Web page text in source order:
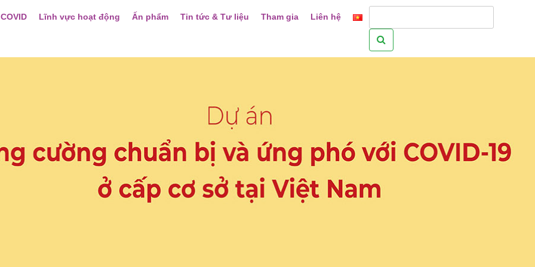
Lĩnh vực hoạt động Ấn phẩm Tin tức & Tư liệu Tham gia Liên hệ